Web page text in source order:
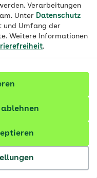
Verarbeitungen
Unter Datenschutz
und Umfang der
Weitere Informationen
.